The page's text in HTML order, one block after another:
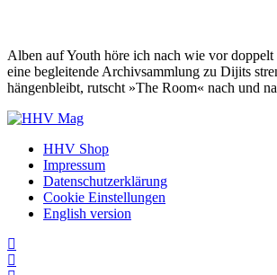
Alben auf Youth höre ich nach wie vor
eine begleitende Archivsammlung zu Dijits
hängenbleibt, rutscht »The Room« nach und
HHV Shop
Impressum
Datenschutzerklärung
Cookie Einstellungen
English version